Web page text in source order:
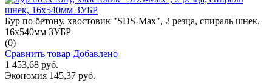
Бур по бетону, хвостовик "SDS-Max", 2 резца, спираль шнек,
16х540мм ЗУБР
(0)
Сравнить товар Добавлено
1 453,68 руб.
Экономия 145,37 руб.